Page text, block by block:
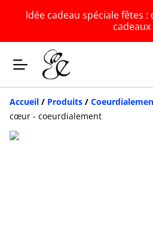
Idée cadeau spéciale fêtes
cadeaux
Accueil / Produits /
cœur - coeurdialement